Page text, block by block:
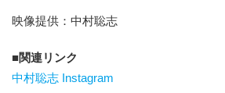
映像提供：中村聡志
関連リンク
中村聡志 Instagram